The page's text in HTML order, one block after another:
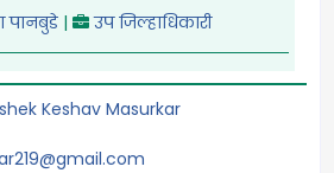
पानबुडे | उप जिल्हाधिकारी
Keshav Masurkar